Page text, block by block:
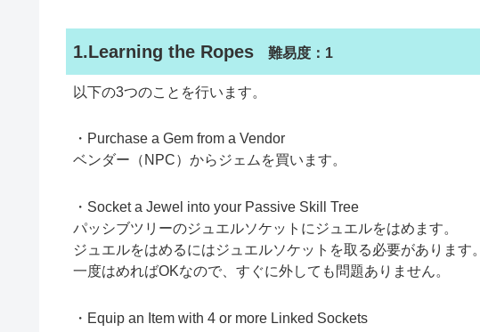
1.Learning the Ropes 難易度：1
以下の3つのことを行います。
・Purchase a Gem from a Vendor
ベンダー（NPC）からジェムを買います。
・Socket a Jewel into your Passive Skill Tree
パッシブツリーのジュエルソケットにジュエルをはめます。
ジュエルをはめるにはジュエルソケットを取る必要があります。
一度はめればOKなので、すぐに外しても問題ありません。
・Equip an Item with 4 or more Linked Sockets